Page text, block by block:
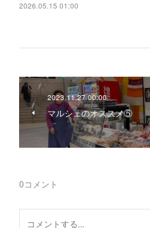
2026.05.15 01:00
2023.11.27 00:00
マルシェのオススメ⑤
0コメント